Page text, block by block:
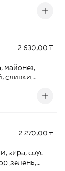
2 630,00 ₸
майонез,
сливки,
2 270,00 ₸
зира, соус
,зелень,